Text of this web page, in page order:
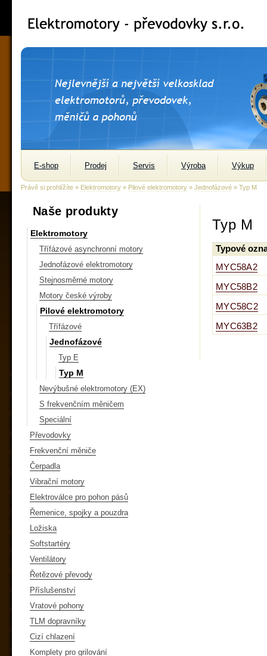
E-shop Prodej Servis Výroba Výkup
Právě si prohlížíte » Elektromotory » Pilové elektromotory » Jednofázové » Typ M
Naše produkty
Elektromotory
Třífázové asynchronní motory
Jednofázové elektromotory
Stejnosměrné motory
Motory české výroby
Pilové elektromotory
Třífázové
Jednofázové
Typ E
Typ M
Nevýbušné elektromotory (EX)
S frekvenčním měničem
Speciální
Převodovky
Frekvenční měniče
Čerpadla
Vibrační motory
Elektroválce pro pohon pásů
Řemenice, spojky a pouzdra
Ložiska
Softstartéry
Ventilátory
Řetězové převody
Příslušenství
Vratové pohony
TLM dopravníky
Cizí chlazení
Komplety pro grilování
Typ M
Typové
MYC58A2
MYC58B2
MYC58C2
MYC63B2